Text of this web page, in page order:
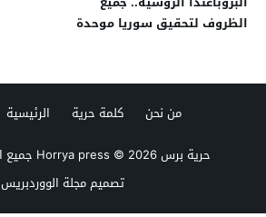
الظروف لتحقيق سوريا موحدة
من نحن كلمة حرية الرئيسية
حرية برس Horrya press© 2026 جميع الحقوق محفوظة.
تصميممجلة الووردبريس